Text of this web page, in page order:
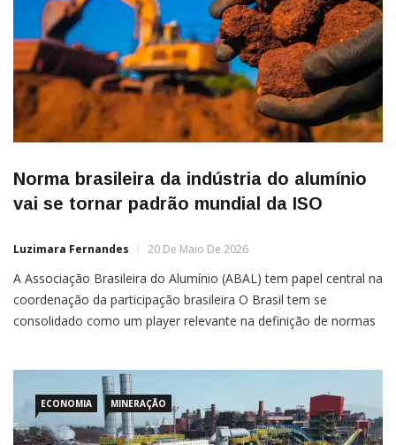
Norma brasileira da indústria do alumínio
vai se tornar padrão mundial da ISO
Luzimara Fernandes 20 De Maio De 2026
A Associação Brasileira do Alumínio (ABAL) tem papel central na
coordenação da participação brasileira O Brasil tem se
consolidado como um player relevante na definição de normas
estabelecendo diretrizes com impacto direto no mercado
global. Nesse contexto,
ECONOMIA MINERAÇÃO